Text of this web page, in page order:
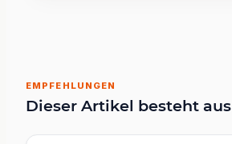
EMPFEHLUNGEN
Dieser Artikel besteht aus